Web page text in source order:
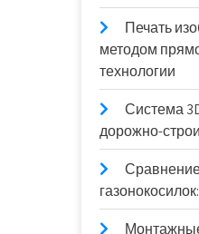
Печать
методом
технологии
Система
дорожно-